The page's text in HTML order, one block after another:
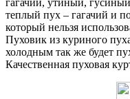
гагачий, утиный,
теплый пух – гагачий и
который нельзя
Пуховик из куриного
холодным так же будет
Качественная пуховая